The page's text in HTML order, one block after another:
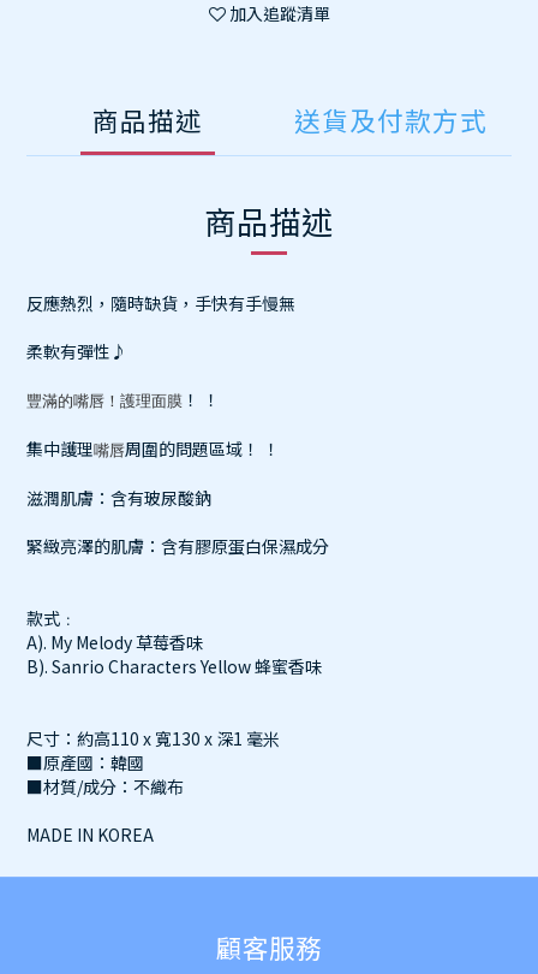
加入追蹤清單
商品描述 送貨及付款方式
商品描述
反應熱烈，隨時缺貨，手快有手慢無
柔軟有彈性♪
豐滿的嘴唇！護理面膜 ！ ！
集中護理嘴唇周圍的問題區域！ ！
滋潤肌膚：含有玻尿酸鈉
緊緻亮澤的肌膚：含有膠原蛋白保濕成分
款式﹕
A). My Melody 草莓香味
B). Sanrio Characters Yellow 蜂蜜香味
尺寸：約高110 x 寬130 x 深1 毫米
■原產國：韓國
■材質/成分：不織布
MADE IN KOREA
顧客服務